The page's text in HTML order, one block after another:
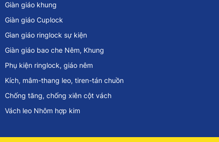
Giàn giáo khung
Giàn giáo Cuplock
Gìan giáo ringlock sự kiện
Giàn giáo bao che Nêm, Khung
Phụ kiện ringlock, giáo nêm
Kích, mâm-thang leo, tiren-tán chuồn
Chống tăng, chống xiên cột vách
Vách leo Nhôm hợp kim